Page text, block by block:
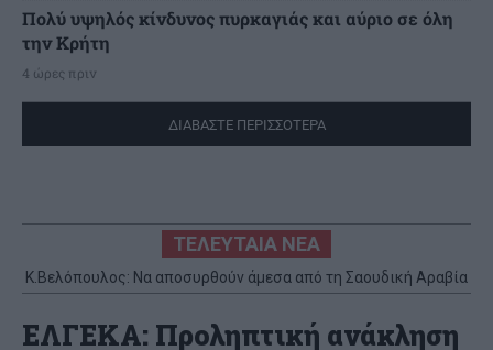
Πολύ υψηλός κίνδυνος πυρκαγιάς και αύριο σε όλη
την Κρήτη
4 ώρες πριν
ΔΙΑΒΑΣΤΕ ΠΕΡΙΣΣΟΤΕΡΑ